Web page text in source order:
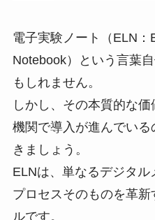
電子実験ノート（ELN
Notebook）という言葉
もしれません。
しかし、その本質的な
機関で導入が進んでい
きましょう。
ELNは、単なるデジタ
プロセスそのものを革
ルです。